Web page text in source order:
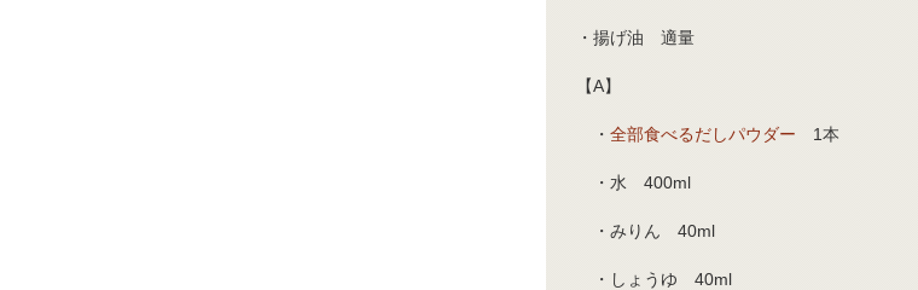
・揚げ油 適量
【A】
・ 全部食べるだしパウダー 1本
・水 400ml
・みりん 40ml
・しょうゆ 40ml